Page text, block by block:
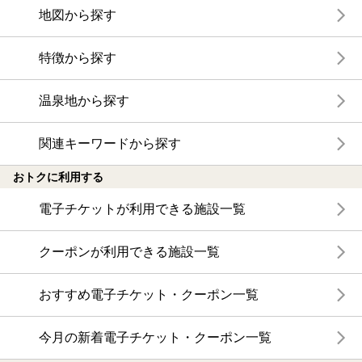
地図から探す
特徴から探す
温泉地から探す
関連キーワードから探す
おトクに利用する
電子チケットが利用できる施設一覧
クーポンが利用できる施設一覧
おすすめ電子チケット・クーポン一覧
今月の新着電子チケット・クーポン一覧